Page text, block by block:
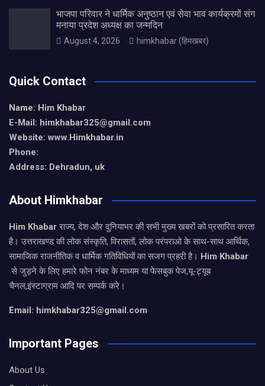
भाजपा परिवार ने धार्मिक अनुष्ठान एवं सेवा भाव कार्यक्रमों संग
मनाया प्रदेश अध्यक्ष का जन्मदिन
August 4, 2026 himkhabar (हिमखबर)
Quick Contact
Name: Him Khabar
E-Mail: himkhabar325@gmail.com
Website: www.Himkhabar.in
Phone:
Address: Dehradun, uk
About Himkhabar
Him Khabarराज्य, देश और दुनियाभर की सभी मुख्य खबरों को प्रसारित करता
है। उत्तराखण्ड की लोक संस्कृति, विरासतों, लोक परंपराओ के साथ-साथ आर्थिक,
सामाजिक राजनीतिक व धार्मिक गतिविधियों का सजग प्रहरी है। Him Khabar
से जुड़ने के लिए हमारे फोन नंबर के माध्यम या फेसबुक पेज,यू-ट्यूब
चैनल,इंस्टाग्राम आदि पर सम्पर्क करे।
Email: himkhabar325@gmail.com
Important Pages
About Us